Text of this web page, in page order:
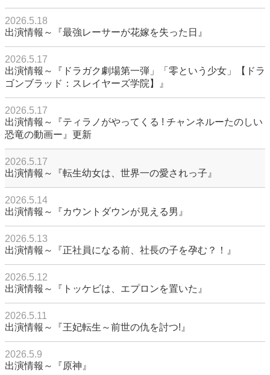
2026.5.18
出演情報～『最強レーサーが花嫁を失った日』
2026.5.17
出演情報～『ドラガク劇場第一弾」「零という少女」【ドラ
ゴンブラッド：スレイヤーズ学院】』
2026.5.17
出演情報～『ティラノがやってくる ! チャンネルーたのしい
恐竜の動画ー』更新
2026.5.17
出演情報～『転生幼女は、世界一の愛されっ子』
2026.5.14
出演情報～『カウントダウンが見える男』
2026.5.13
出演情報～『正社員になる前、社長の子を孕む？！』
2026.5.12
出演情報～『トッケビは、エプロンを置いた』
2026.5.11
出演情報～『王妃転生～前世の仇を討つ!』
2026.5.9
出演情報～『原神』